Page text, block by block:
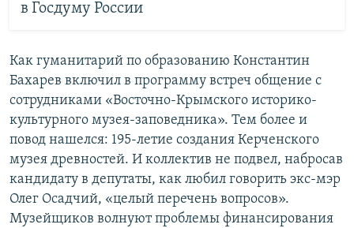
в Госдуму России
Как гуманитарий по образованию Константин
Бахарев включил в программу встреч общение с
сотрудниками «Восточно-Крымского историко-
культурного музея-заповедника». Тем более и
повод нашелся: 195-летие создания Керченского
музея древностей. И коллектив не подвел, набросав
кандидату в депутаты, как любил говорить экс-мэр
Олег Осадчий, «целый перечень вопросов».
Музейщиков волнуют проблемы финансирования